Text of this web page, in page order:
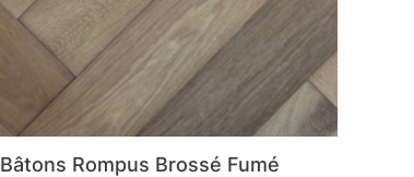
Bâtons Rompus Brossé Fumé